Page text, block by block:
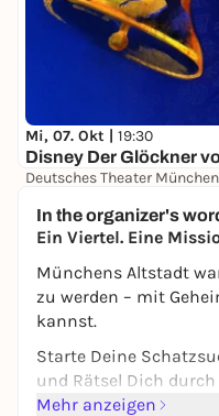
Mi, 07. Okt | 19:30
Disney Der Glöckner
Deutsches Theater München
In the organizer's
Ein Viertel. Eine
Münchens Altstadt
zu werden – mit
kannst.
Starte Deine
und Rätsel Dich
Stadt führen. Einfach
Mehr anzeigen